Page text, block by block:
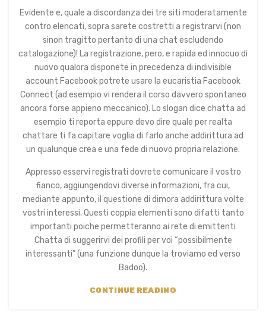
Evidente e, quale a discordanza dei tre siti moderatamente
contro elencati, sopra sarete costretti a registrarvi (non
sinon tragitto pertanto di una chat escludendo
catalogazione)! La registrazione, pero, e rapida ed innocuo di
nuovo qualora disponete in precedenza di indivisible
account Facebook potrete usare la eucaristia Facebook
Connect (ad esempio vi rendera il corso davvero spontaneo
ancora forse appieno meccanico). Lo slogan dice chatta ad
esempio ti reporta eppure devo dire quale per realta
chattare ti fa capitare voglia di farlo anche addirittura ad
un qualunque crea e una fede di nuovo propria relazione.
Appresso esservi registrati dovrete comunicare il vostro
fianco, aggiungendovi diverse informazioni, fra cui,
mediante appunto, il questione di dimora addirittura volte
vostri interessi. Questi coppia elementi sono difatti tanto
importanti poiche permetteranno ai rete di emittenti
Chatta di suggerirvi dei profili per voi “possibilmente
interessanti” (una funzione dunque la troviamo ed verso
Badoo).
CONTINUE READING